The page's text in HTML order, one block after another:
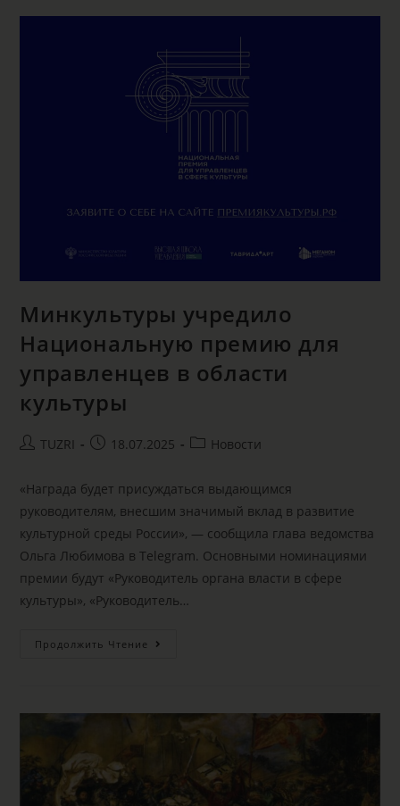
Минкультуры учредило
Национальную премию для
управленцев в области
культуры
TUZRI 18.07.2025 Новости
«Награда будет присуждаться выдающимся
руководителям, внесшим значимый вклад в развитие
культурной среды России», — сообщила глава ведомства
Ольга Любимова в Telegram. Основными номинациями
премии будут «Руководитель органа власти в сфере
культуры», «Руководитель…
Продолжить Чтение